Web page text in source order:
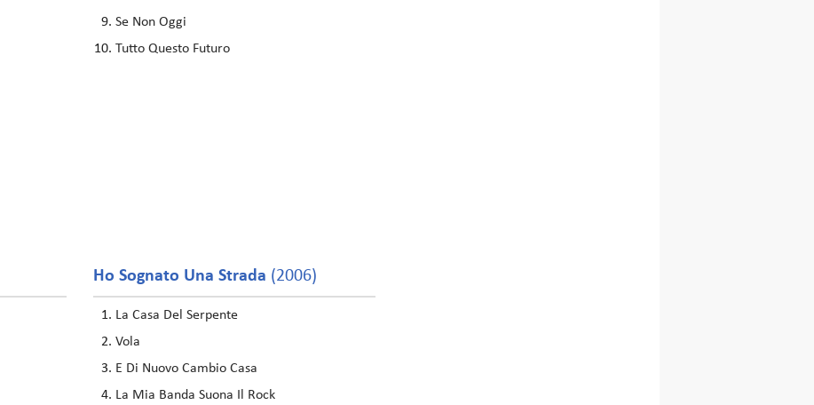
Se Non Oggi
Tutto Questo Futuro
Ho Sognato Una Strada (2006)
La Casa Del Serpente
Vola
E Di Nuovo Cambio Casa
La Mia Banda Suona Il Rock